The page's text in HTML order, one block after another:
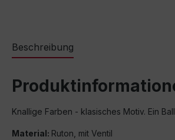
Beschreibung
Knallige Farben - klasisches Motiv. Ein
Material: Ruton, mit Ventil